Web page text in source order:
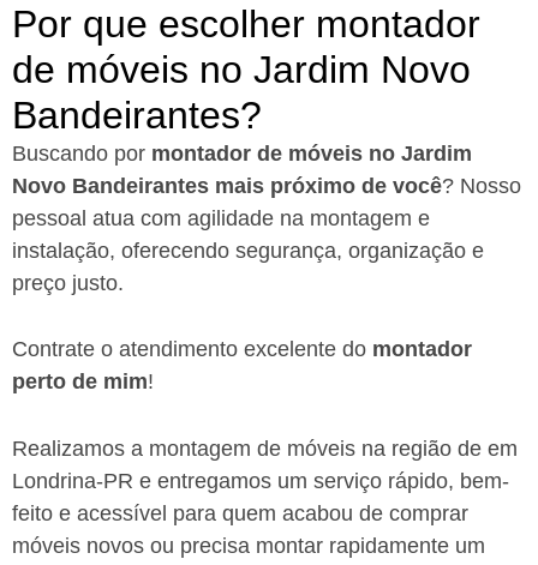
Por que escolher montador
de móveis no Jardim Novo
Bandeirantes?
Buscando por montador de móveis no Jardim
Novo Bandeirantes mais próximo de você? Nosso
pessoal atua com agilidade na montagem e
instalação, oferecendo segurança, organização e
preço justo.
Contrate o atendimento excelente do montador
perto de mim!
Realizamos a montagem de móveis na região de em
Londrina-PR e entregamos um serviço rápido, bem-
feito e acessível para quem acabou de comprar
móveis novos ou precisa montar rapidamente um